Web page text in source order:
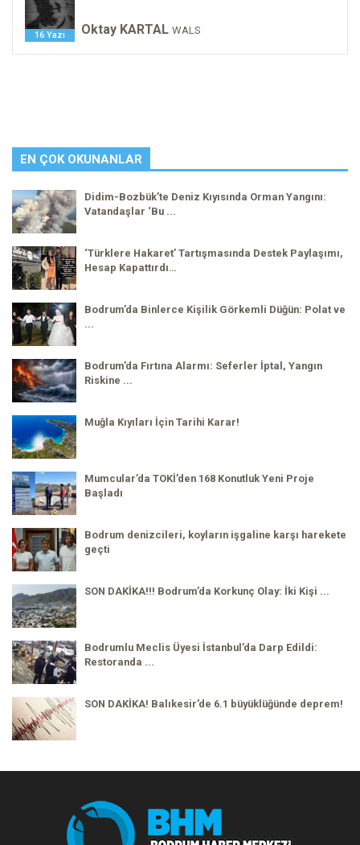
16 Yazı Oktay KARTAL WALS
EN ÇOK OKUNANLAR
Didim-Bozbük’te Deniz Kıyısında Orman Yangını:
Vatandaşlar ‘Bu ...
‘Türklere Hakaret’ Tartışmasında Destek Paylaşımı,
Hesap Kapattırdı…
Bodrum’da Binlerce Kişilik Görkemli Düğün: Polat ve
...
Bodrum’da Fırtına Alarmı: Seferler İptal, Yangın
Riskine ...
Muğla Kıyıları İçin Tarihi Karar!
Mumcular’da TOKİ’den 168 Konutluk Yeni Proje
Başladı
Bodrum denizcileri, koyların işgaline karşı harekete
geçti
SON DAKİKA!!! Bodrum’da Korkunç Olay: İki Kişi ...
Bodrumlu Meclis Üyesi İstanbul’da Darp Edildi:
Restoranda ...
SON DAKİKA! Balıkesir’de 6.1 büyüklüğünde deprem!